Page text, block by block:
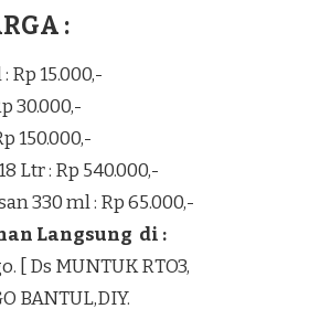
:
Rp 15.000,-
30.000,-
150.000,-
Ltr : Rp 540.000,-
330 ml : Rp 65.000,-
Langsung di :
[ Ds MUNTUK RTO3,
BANTUL,DIY.